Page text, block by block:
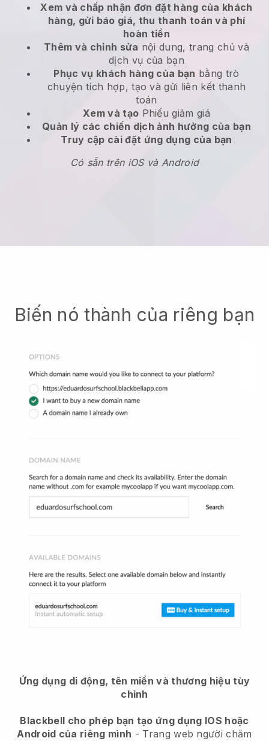
Xem và chấp nhận đơn đặt hàng của khách
hàng, gửi báo giá, thu thanh toán và phí
hoàn tiền
Thêm và chỉnh sửa nội dung, trang chủ và
dịch vụ của bạn
Phục vụ khách hàng của bạn bằng trò
chuyện tích hợp, tạo và gửi liên kết thanh
toán
Xem và tạo Phiếu giảm giá
Quản lý các chiến dịch ảnh hưởng của bạn
Truy cập cài đặt ứng dụng của bạn
Có sẵn trên iOS và Android
Biến nó thành của riêng bạn
Ứng dụng di động, tên miền và thương hiệu tùy
chỉnh
Blackbell cho phép bạn tạo ứng dụng IOS hoặc
Android của riêng mình - Trang web người chăm